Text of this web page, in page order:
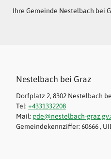
Ihre Gemeinde Nestelbach bei
Nestelbach bei Graz
Dorfplatz 2, 8302 Nestelbach
Tel: +4331332208
Mail: gde@nestelbach-
Gemeindekennziffer: 60666 ,